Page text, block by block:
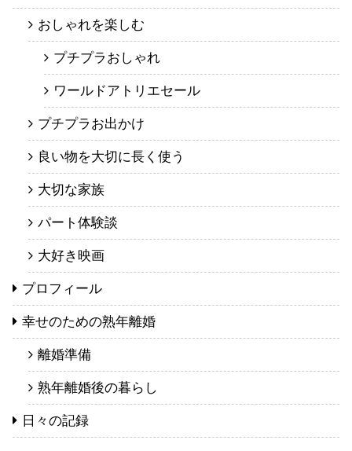
おしゃれを楽しむ
プチプラおしゃれ
ワールドアトリエセール
プチプラお出かけ
良い物を大切に長く使う
大切な家族
パート体験談
大好き映画
プロフィール
幸せのための熟年離婚
離婚準備
熟年離婚後の暮らし
日々の記録